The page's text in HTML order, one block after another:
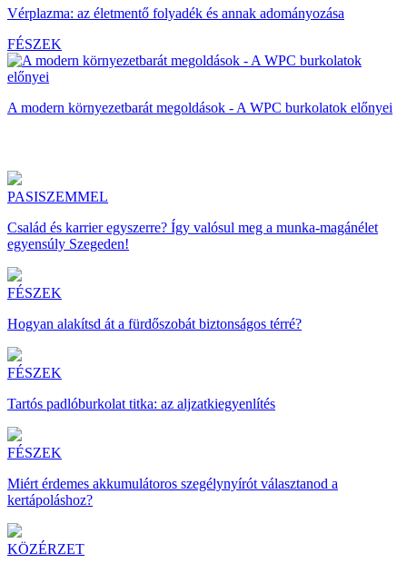
Vérplazma: az életmentő folyadék és annak adományozása
FÉSZEK
A modern környezetbarát megoldások - A WPC burkolatok előnyei
PASISZEMMEL
Család és karrier egyszerre? Így valósul meg a munka-magánélet
egyensúly Szegeden!
FÉSZEK
Hogyan alakítsd át a fürdőszobát biztonságos térré?
FÉSZEK
Tartós padlóburkolat titka: az aljzatkiegyenlítés
FÉSZEK
Miért érdemes akkumulátoros szegélynyírót választanod a
kertápoláshoz?
KÖZÉRZET